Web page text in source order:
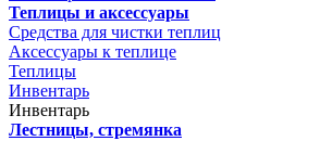
Теплицы и аксессуары
Средства для чистки теплиц
Аксессуары к теплице
Теплицы
Инвентарь
Инвентарь
Лестницы, стремянка